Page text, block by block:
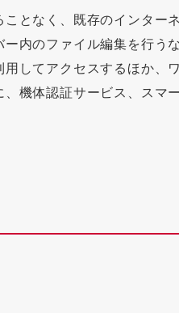
となく、既存のインター
内のファイル編集を行う
してアクセスするほか、
機体認証サービス、スマ